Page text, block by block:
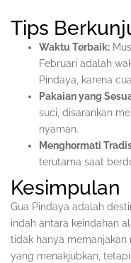
Tips
Waktu Terbaik:
Februari adalah
Pindaya, karena
Pakaian yang
suci, disarankan
nyaman.
Menghormati
terutama saat
Kesimpulan
Gua Pindaya adalah
indah antara keindahan
tidak hanya
yang menakjubkan,